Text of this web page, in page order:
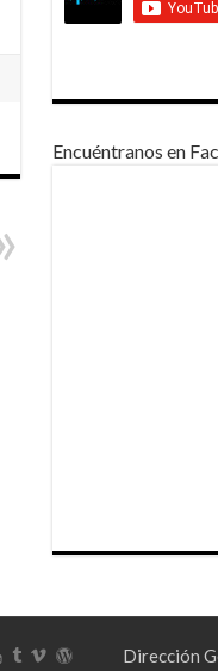
Encuéntranos en
Dirección